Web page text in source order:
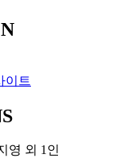
영 외 1인